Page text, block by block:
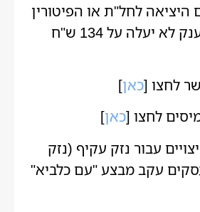
היציאה לחל"ת או הפיטורין
ובלבד שהמענק לא יעלה על 134 ש"ח
לחצו [כאן]
לחצו [כאן]
עבור נזק עקיף (נזק
עקב מבצע "עם כלביא"